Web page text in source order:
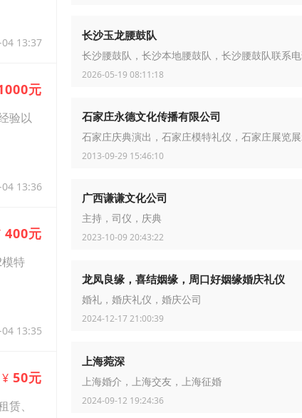
13:37
元
验以
13:36
400元
特
13:35
¥ 50元
、
长沙玉龙腰鼓队
长沙腰鼓队，长沙本地腰鼓队，长沙腰鼓队联系
2026-05-19 08:11:18
石家庄永德文化传播有限公司
石家庄庆典演出，石家庄模特礼仪，石家庄展览
2013-09-29 15:46:10
广西谦谦文化公司
主持，司仪，庆典
2023-10-09 20:43:22
龙凤良缘，喜结姻缘，周口好姻缘婚庆礼仪
婚礼，婚庆礼仪，婚庆公司
2024-12-17 21:00:39
上海菀深
上海婚介，上海交友，上海征婚
2024-09-12 19:24:36